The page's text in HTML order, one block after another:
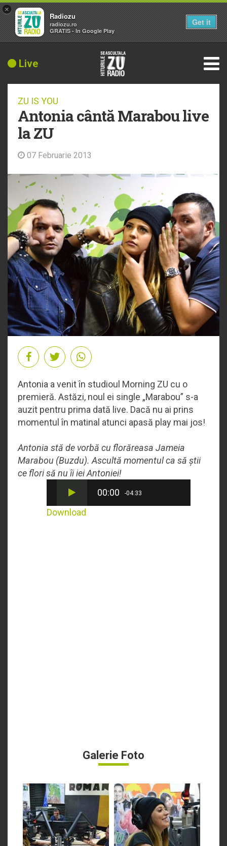
Live
ZU IS YOU
Antonia cântă Marabou live
la ZU
07 Februarie 2013
Antonia a venit în studioul Morning ZU cu o
premieră. Astăzi, noul ei single „Marabou” s-a
auzit pentru prima dată live. Dacă nu ai prins
momentul în matinal atunci apasă play mai jos!
Antonia stă de vorbă cu florăreasa Jameia
Marabou (Buzdu). Ascultă momentul ca să știi
ce flori să nu îi iei Antoniei!
00:00
-04:33
Download
Galerie Foto
×
Radiozu
radiozu.ro
GRATIS - In Google Play
Get it